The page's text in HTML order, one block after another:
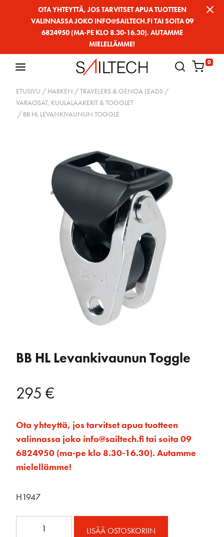
OTA YHTEYTTÄ, JOS TARVITSET APUA TUOTTEEN
VALINNASSA JOKO INFO@SAILTECH.FI TAI SOITA 09
6824950 (MA-PE KLO 8.30-16.30). AUTAMME
MIELELLÄMME!
0
ETUSIVU / HARKEN /TRAVELERS & GENOA LEADS /
VARAOSAT, KUULALAAKERIT & TOGGLET
/ BB HL LEVANKIVAUNUN TOGGLE
BB HL Levankivaunun Toggle
295 €
Ota yhteyttä, jos tarvitset apua tuotteen
valinnassa joko info@sailtech.fi tai soita 09
6824950 (ma-pe klo 8.30-16.30). Autamme
mielellämme!
H1947
LISÄÄ OSTOSKORIIN